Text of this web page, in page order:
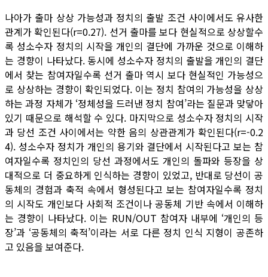
나아가 출마 상상 가능성과 정치의 출발 조건 사이에서도 유사한
관계가 확인된다(r=0.27). 선거 출마를 보다 현실적으로 상상할수
록 성소수자 정치의 시작을 개인의 결단에 가까운 것으로 이해하
는 경향이 나타났다. 동시에 성소수자 정치의 출발을 개인의 결단
에서 찾는 참여자일수록 선거 출마 역시 보다 현실적인 가능성으
로 상상하는 경향이 확인되었다. 이는 정치 참여의 가능성을 상상
하는 과정 자체가 ‘정체성을 드러낸 정치 참여’라는 질문과 맞닿아
있기 때문으로 해석할 수 있다. 마지막으로 성소수자 정치의 시작
과 당선 조건 사이에서는 약한 음의 상관관계가 확인된다(r=-0.2
4). 성소수자 정치가 개인의 용기와 결단에서 시작된다고 보는 참
여자일수록 정치인의 당선 과정에서도 개인의 돌파와 등장을 상
대적으로 더 중요하게 인식하는 경향이 있었고, 반대로 당선이 공
동체의 경험과 축적 속에서 형성된다고 보는 참여자일수록 정치
의 시작도 개인보다 사회적 조건이나 공동체 기반 속에서 이해하
는 경향이 나타났다. 이는 RUN/OUT 참여자 내부에 ‘개인의 등
장’과 ‘공동체의 축적’이라는 서로 다른 정치 인식 지형이 공존하
고 있음을 보여준다.